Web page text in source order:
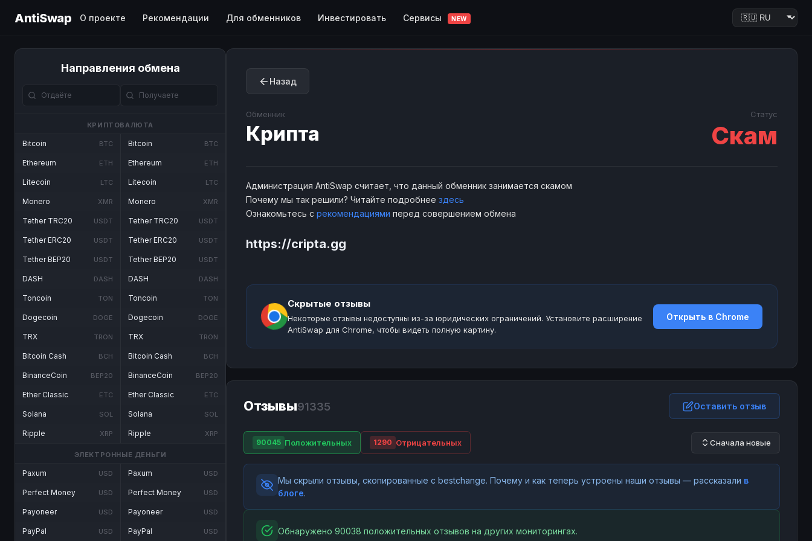
AntiSwap О проекте Рекомендации Для обменников Инвестировать Сервисы NEW
Направления обмена
КРИПТОВАЛЮТА
Bitcoin BTC
Ethereum ETH
Litecoin LTC
Monero XMR
Tether TRC20 USDT
Tether ERC20 USDT
Tether BEP20 USDT
DASH DASH
Toncoin TON
Dogecoin DOGE
TRX TRON
Bitcoin Cash BCH
BinanceCoin BEP20
Ether Classic ETC
Solana SOL
Ripple XRP
Bitcoin BTC
Ethereum ETH
Litecoin LTC
Monero XMR
Tether TRC20 USDT
Tether ERC20 USDT
Tether BEP20 USDT
DASH DASH
Toncoin TON
Dogecoin DOGE
TRX TRON
Bitcoin Cash BCH
BinanceCoin BEP20
Ether Classic ETC
Solana SOL
Ripple XRP
ЭЛЕКТРОННЫЕ ДЕНЬГИ
Paxum USD
Perfect Money USD
Payoneer USD
PayPal USD
Paxum USD
Perfect Money USD
Payoneer USD
PayPal USD
Назад
Обменник
Крипта
Статус
Скам
Администрация AntiSwap считает, что данный обменник занимается скамом
Почему мы так решили? Читайте подробнее здесь
Ознакомьтесь с рекомендациями перед совершением обмена
https://cripta.gg
Скрытые отзывы
Некоторые отзывы недоступны из-за юридических ограничений. Установите расширение
AntiSwap для Chrome, чтобы видеть полную картину.
Открыть в Chrome
Отзывы91335 Оставить отзыв
90045 Положительных 1290 Отрицательных Сначала новые
Мы скрыли отзывы, скопированные с bestchange. Почему и как теперь устроены наши отзывы — рассказали в
блоге.
Обнаружено 90038 положительных отзывов на других мониторингах.